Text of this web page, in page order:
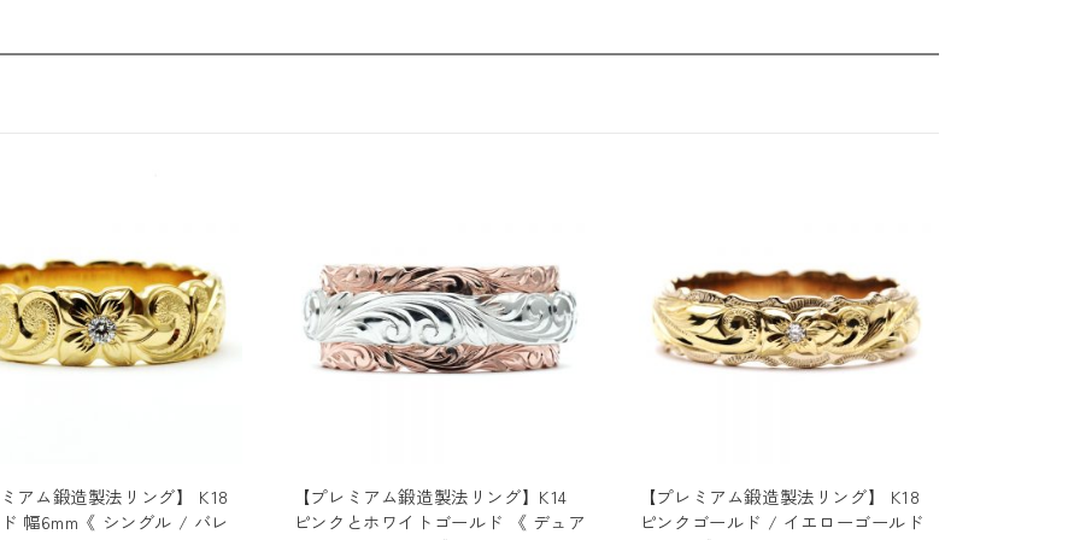
》
ド・
ア
ニ
バ
リ
ン
アム鍛造製法リング】 K18
幅6mm《 シングル / バレ
【プレミアム鍛造製法リング】K14
ピンクとホワイトゴールド 《 デュア
【プレミアム鍛造製法リング】 K18
ピンクゴールド / イエローゴールド